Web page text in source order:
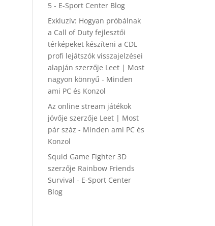
5 - E-Sport Center Blog
Exkluzív: Hogyan próbálnak
a Call of Duty fejlesztői
térképeket készíteni a CDL
profi lejátszók visszajelzései
alapján szerzője Leet | Most
nagyon könnyű - Minden
ami PC és Konzol
Az online stream játékok
jövője szerzője Leet | Most
pár száz - Minden ami PC és
Konzol
Squid Game Fighter 3D
szerzője Rainbow Friends
Survival - E-Sport Center
Blog